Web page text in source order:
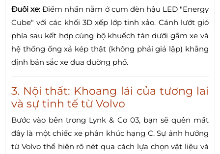
Đuôi xe: Điểm nhấn nằm ở cụm đèn hậu LED "Energy
Cube" với các khối 3D xếp lớp tinh xảo. Cánh lướt gió
phía sau kết hợp cùng bộ khuếch tán dưới gầm xe và
hệ thống ống xả kép thật (không phải giả lập) khẳng
định bản sắc xe đua đường phố.
3. Nội thất: Khoang lái của tương lai
và sự tinh tế từ Volvo
Bước vào bên trong Lynk & Co 03, bạn sẽ quên mất
đây là một chiếc xe phân khúc hạng C. Sự ảnh hưởng
từ Volvo thể hiện rõ nét qua cách lựa chọn vật liệu và